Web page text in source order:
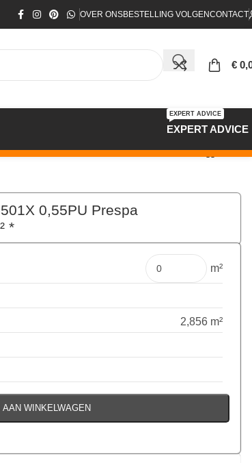
OVER ONSBESTELLING VOLGENCONTACT
€
EXPERT ADVICE
EXPERT ADVICE
0,55PU Prespa
*
€66,00 per pak
m²
2,856 m²
WINKELWAGEN